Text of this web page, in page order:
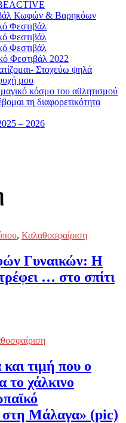
Κωφών & Βαρηκόων
Φεστιβάλ
Φεστιβάλ
Φεστιβάλ
Φεστιβάλ 2022
Στοχεύω ψηλά
μου
κόσμο του αθλητισμού
τη διαφορετικότητα
– 2026
, Καλαθοσφαίριση
Γυναικών: Η
… στο σπίτι
τιμή που ο
χάλκινο
Μάλαγα» (pic)